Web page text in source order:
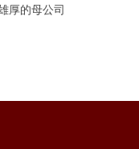
厚的母公司